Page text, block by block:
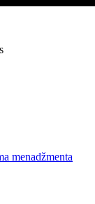
menadžmenta